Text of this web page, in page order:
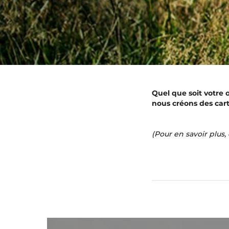
Quel que soit votre
nous créons des
(Pour en savoir